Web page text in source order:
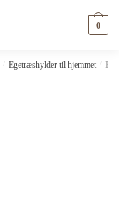
0
Egetræshylder til hjemmet